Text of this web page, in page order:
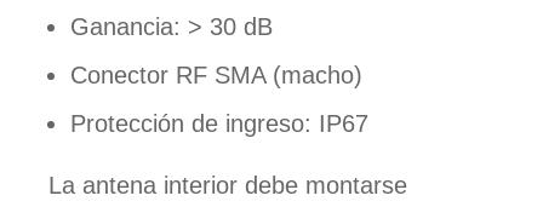
Ganancia: > 30 dB
Conector RF SMA (macho)
Protección de ingreso: IP67
La antena interior debe montarse